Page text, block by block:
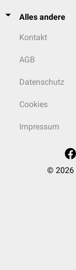
Alles andere
Kontakt
AGB
Datenschutz
Cookies
Impressum
© 2026